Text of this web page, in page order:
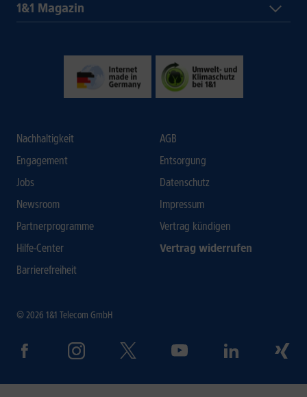
1&1 Magazin
Nachhaltigkeit
Engagement
Jobs
Newsroom
Partnerprogramme
Hilfe-Center
Barrierefreiheit
AGB
Entsorgung
Datenschutz
Impressum
Vertrag kündigen
Vertrag widerrufen
© 2026 1&1 Telecom GmbH